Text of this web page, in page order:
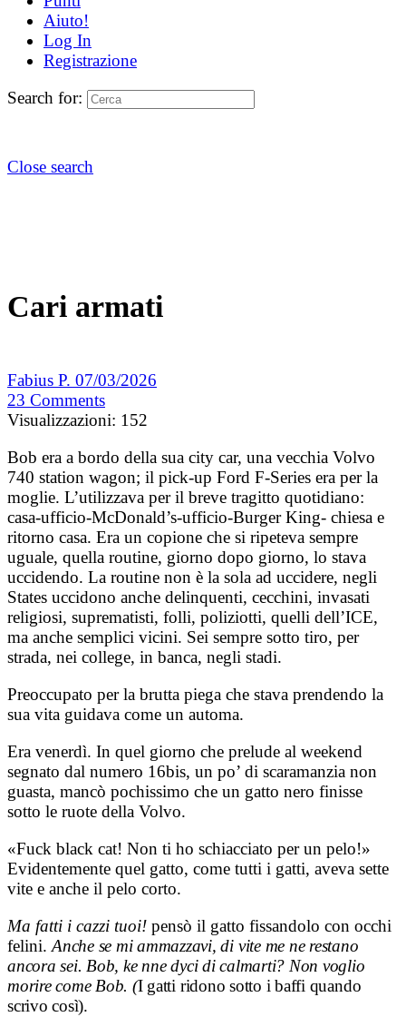
Aiuto!
Log In
Registrazione
Search for:
Close search
Cari armati
Fabius P. 07/03/2026
23 Comments
Visualizzazioni: 152
Bob era a bordo della sua city car, una vecchia Volvo
740 station wagon; il pick-up Ford F-Series era per la
moglie. L’utilizzava per il breve tragitto quotidiano:
casa-ufficio-McDonald’s-ufficio-Burger King- chiesa e
ritorno casa. Era un copione che si ripeteva sempre
uguale, quella routine, giorno dopo giorno, lo stava
uccidendo. La routine non è la sola ad uccidere, negli
States uccidono anche delinquenti, cecchini, invasati
religiosi, suprematisti, folli, poliziotti, quelli dell’ICE,
ma anche semplici vicini. Sei sempre sotto tiro, per
strada, nei college, in banca, negli stadi.
Preoccupato per la brutta piega che stava prendendo la
sua vita guidava come un automa.
Era venerdì. In quel giorno che prelude al weekend
segnato dal numero 16bis, un po’ di scaramanzia non
guasta, mancò pochissimo che un gatto nero finisse
sotto le ruote della Volvo.
«Fuck black cat! Non ti ho schiacciato per un pelo!»
Evidentemente quel gatto, come tutti i gatti, aveva sette
vite e anche il pelo corto.
Ma fatti i cazzi tuoi! pensò il gatto fissandolo con occhi
felini.Anche se mi ammazzavi, di vite me ne restano
ancora sei. Bob, ke nne dyci di calmarti? Non voglio
morire come Bob. (I gatti ridono sotto i baffi quando
scrivo così).